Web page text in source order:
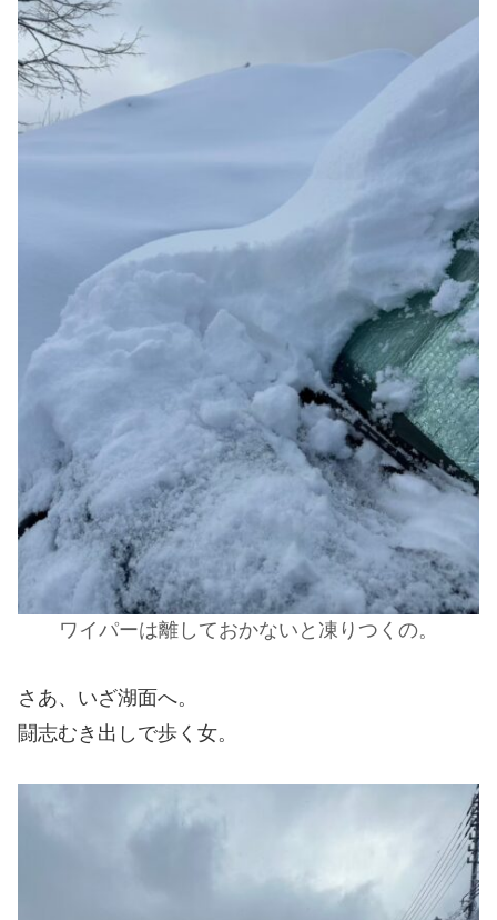
ワイパーは離しておかないと凍りつくの。
さあ、いざ湖面へ。
闘志むき出しで歩く女。